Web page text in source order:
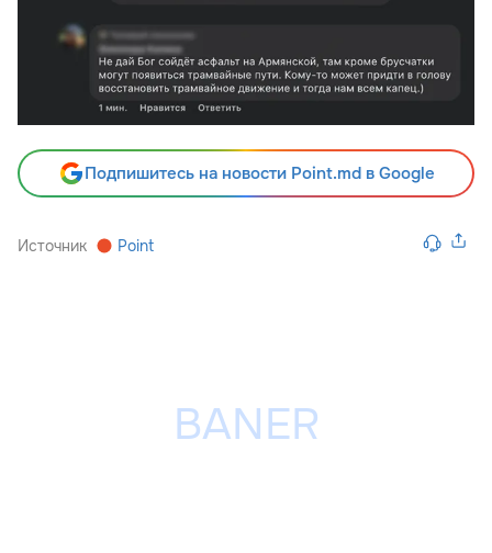
Подпишитесь на новости Point.md в Google
Источник Point